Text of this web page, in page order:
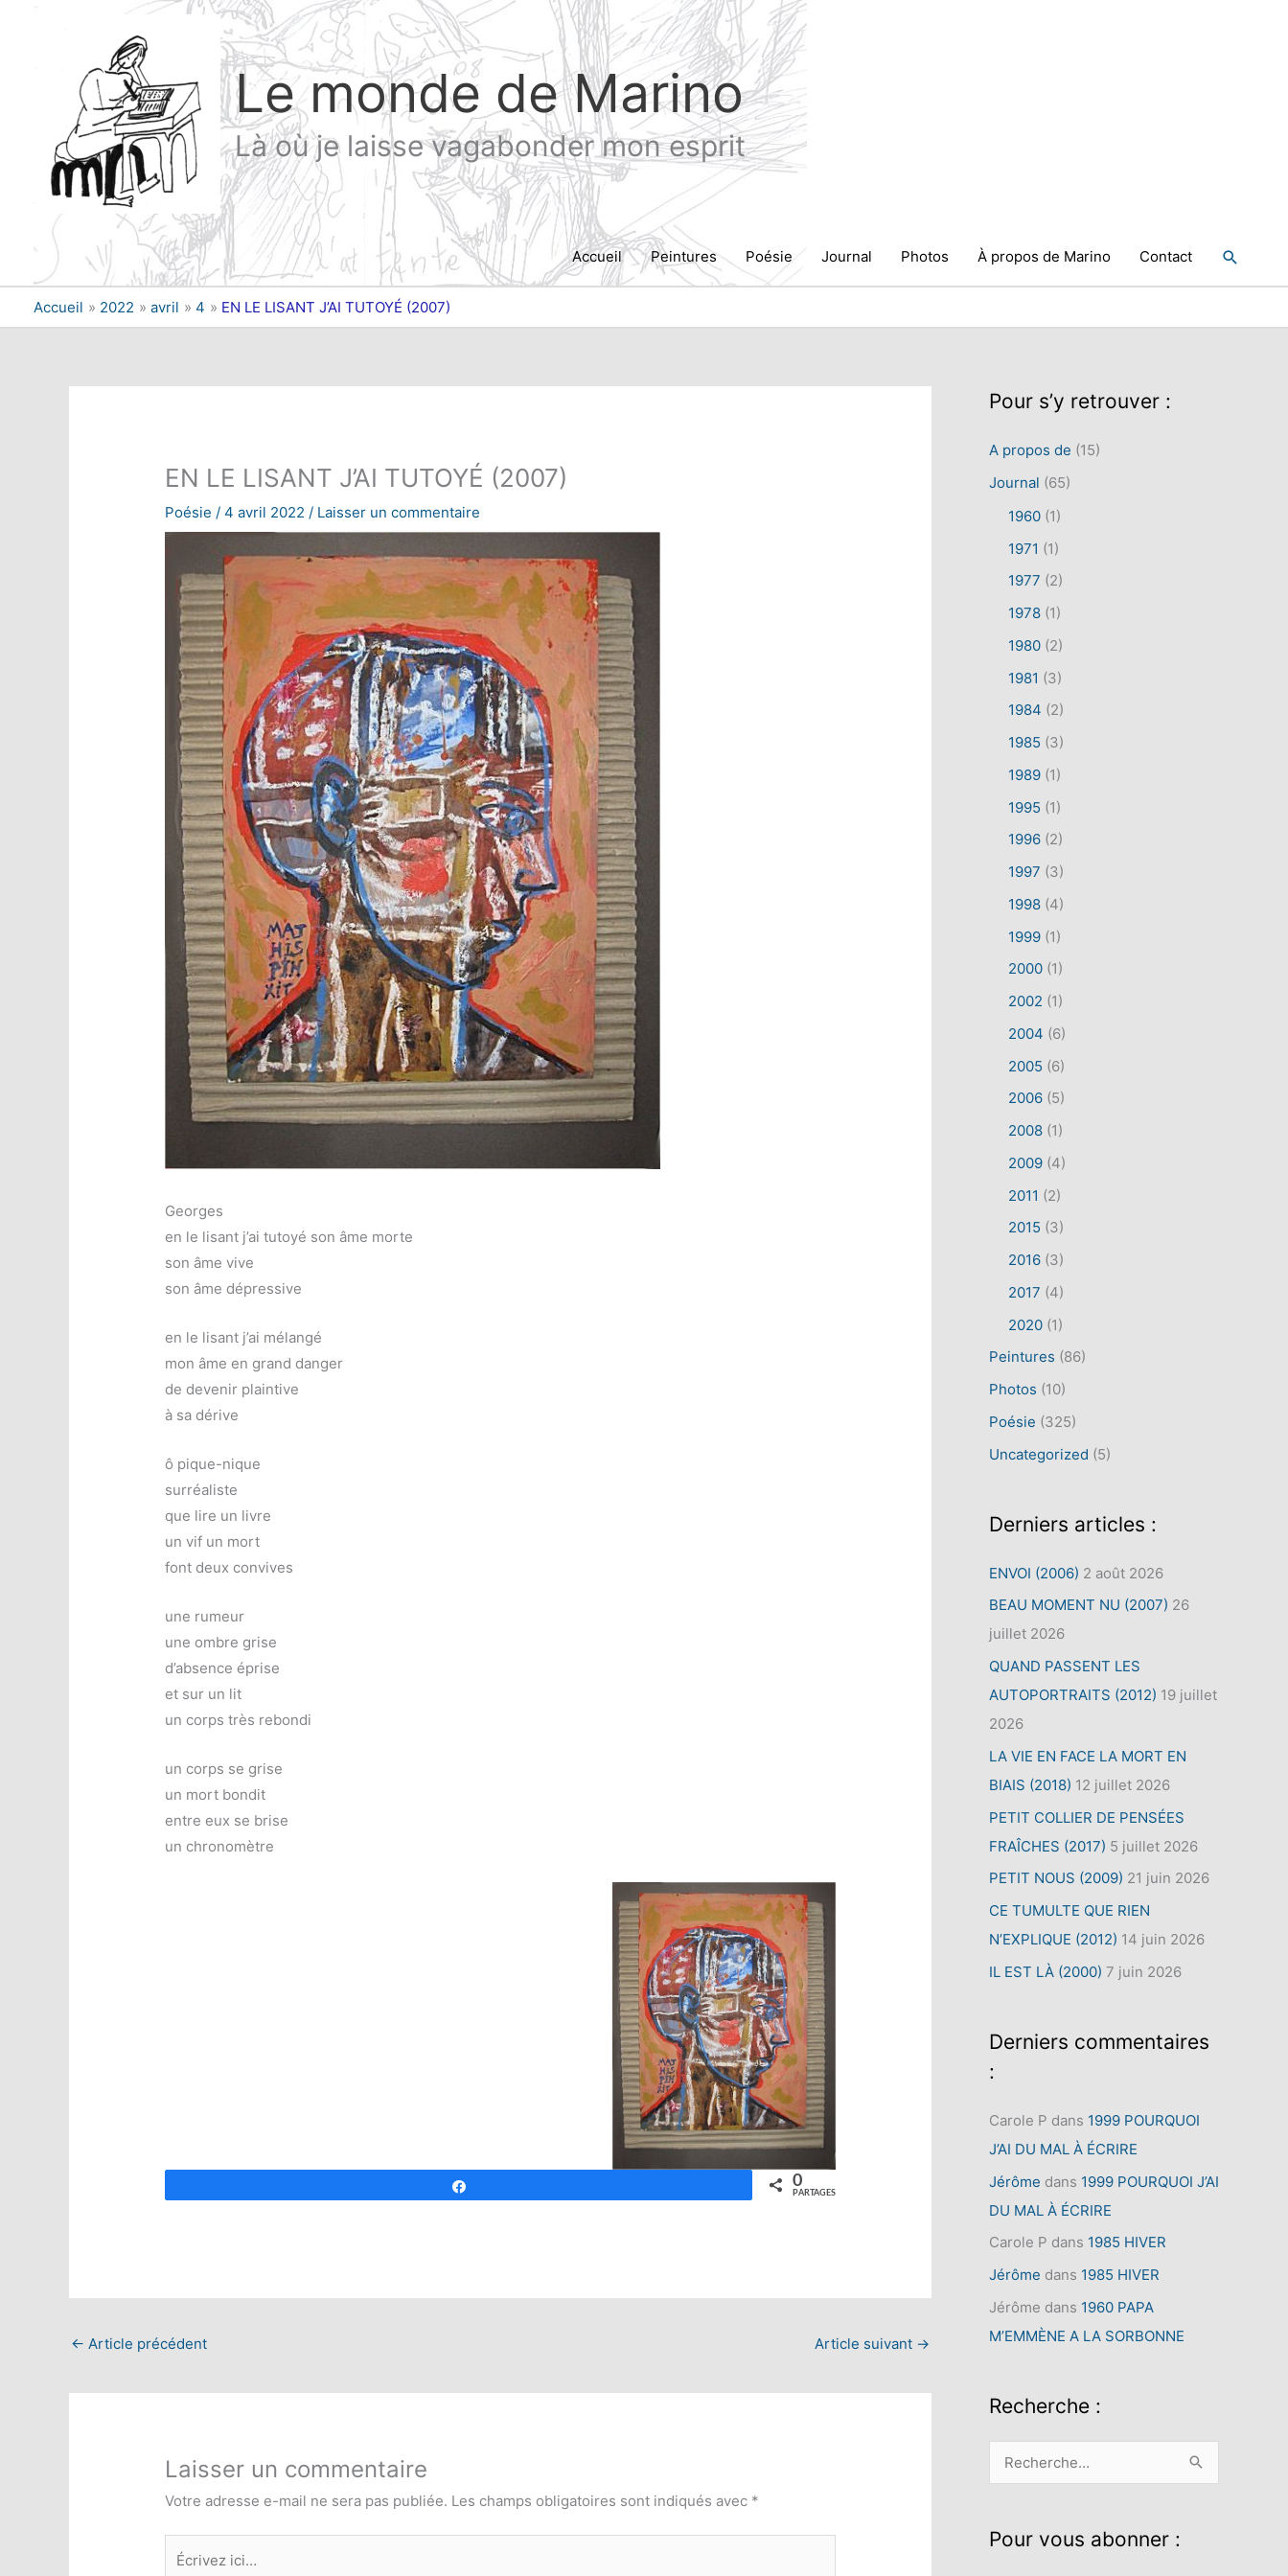
Le monde de Marino
Là où je laisse vagabonder mon esprit
Accueil Peintures Poésie Journal Photos À propos de Marino Contact
Accueil 2022 avril 4 EN LE LISANT J’AI TUTOYÉ (2007)
EN LE LISANT J’AI TUTOYÉ (2007)
Poésie /4 avril 2022/ Laisser un commentaire
Georges
en le lisant j’ai tutoyé son âme morte
son âme vive
son âme dépressive
en le lisant j’ai mélangé
mon âme en grand danger
de devenir plaintive
à sa dérive
ô pique-nique
surréaliste
que lire un livre
un vif un mort
font deux convives
une rumeur
une ombre grise
d’absence éprise
et sur un lit
un corps très rebondi
un corps se grise
un mort bondit
entre eux se brise
un chronomètre
0
PARTAGES
← Article précédent Article suivant →
Laisser un commentaire
Votre adresse e-mail ne sera pas publiée. Les champs obligatoires sont indiqués avec *
Écrivez
Pour s’y retrouver :
A propos de (15)
Journal (65)
1960 (1)
1971 (1)
1977 (2)
1978 (1)
1980 (2)
1981 (3)
1984 (2)
1985 (3)
1989 (1)
1995 (1)
1996 (2)
1997 (3)
1998 (4)
1999 (1)
2000 (1)
2002 (1)
2004 (6)
2005 (6)
2006 (5)
2008 (1)
2009 (4)
2011 (2)
2015 (3)
2016 (3)
2017 (4)
2020 (1)
Peintures (86)
Photos (10)
Poésie (325)
Uncategorized (5)
Derniers articles :
ENVOI (2006) 2 août 2026
BEAU MOMENT NU (2007) 26
juillet 2026
QUAND PASSENT LES
AUTOPORTRAITS (2012) 19 juillet
2026
LA VIE EN FACE LA MORT EN
BIAIS (2018) 12 juillet 2026
PETIT COLLIER DE PENSÉES
FRAÎCHES (2017) 5 juillet 2026
PETIT NOUS (2009) 21 juin 2026
CE TUMULTE QUE RIEN
N’EXPLIQUE (2012) 14 juin 2026
IL EST LÀ (2000) 7 juin 2026
Derniers commentaires
:
Carole P dans 1999 POURQUOI
J’AI DU MAL À ÉCRIRE
Jérôme dans 1999 POURQUOI J’AI
DU MAL À ÉCRIRE
Carole P dans 1985 HIVER
Jérôme dans 1985 HIVER
Jérôme dans 1960 PAPA
M’EMMÈNE A LA SORBONNE
Recherche :
e
h
Pour vous abonner :